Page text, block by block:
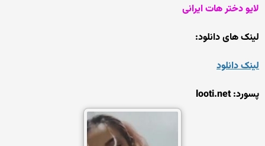
لایو دختر هات ایرانی
لینک های دانلود:
لینک دانلود
پسورد: looti.net